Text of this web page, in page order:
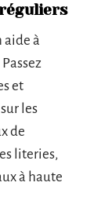
aide à
et
les
de
literies,
à haute